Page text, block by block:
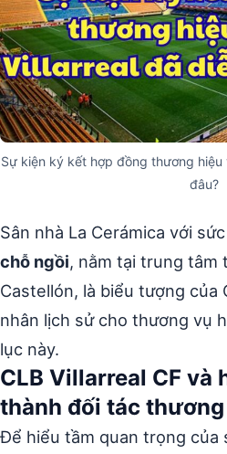
Sự kiện ký kết hợp đồng thương hiệu
đâu?
Sân nhà La Cerámica với
chỗ ngồi, nằm tại trung tâm
Castellón, là biểu tượng của
nhân lịch sử cho thương vụ
lục này.
CLB Villarreal CF và
thành đối tác
Để hiểu tầm quan trọng của